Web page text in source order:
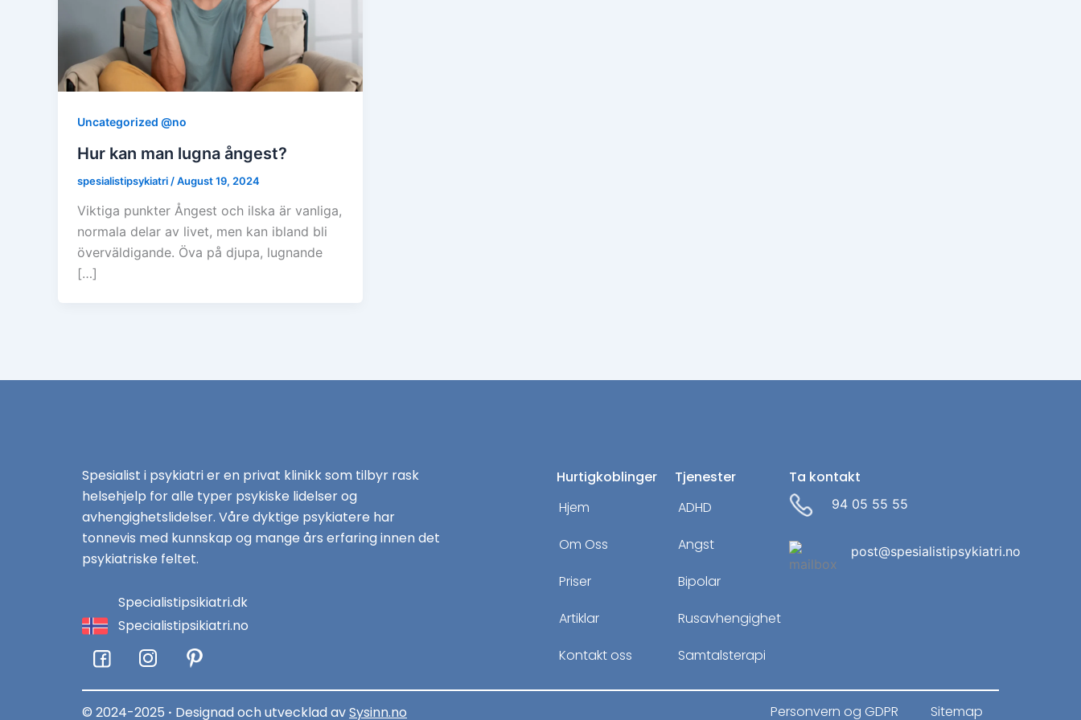
Uncategorized @no
Hur kan man lugna ångest?
spesialistipsykiatri /August 19, 2024
Viktiga punkter Ångest och ilska är vanliga,
normala delar av livet, men kan ibland bli
överväldigande. Öva på djupa, lugnande
[…]
Spesialist i psykiatri er en privat klinikk som tilbyr rask
helsehjelp for alle typer psykiske lidelser og
avhengighetslidelser. Våre dyktige psykiatere har
tonnevis med kunnskap og mange års erfaring innen det
psykiatriske feltet.
Specialistipsikiatri.dk
Specialistipsikiatri.no
F
a
c
e
I
n
s
t
Hurtigkoblinger
Hjem
Om Oss
Priser
Artiklar
Kontakt oss
Tjenester
ADHD
Angst
Bipolar
Rusavhengighet
Samtalsterapi
Ta kontakt
94 05 55 55
post@spesialistipsykiatri.no
© 2024-2025 · Designad och utvecklad avSysinn.no Personvern og GDPR Sitemap